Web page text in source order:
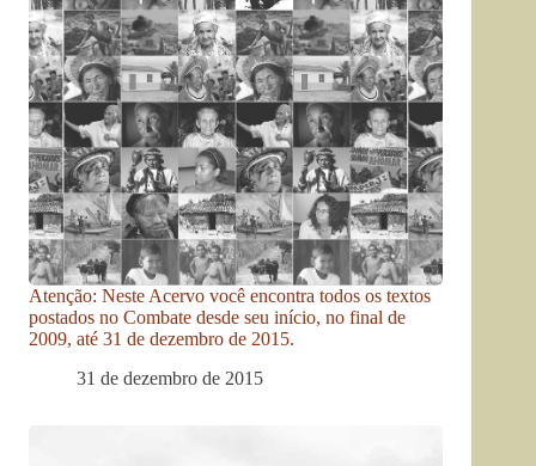
Atenção: Neste Acervo você encontra todos os textos
postados no Combate desde seu início, no final de
2009, até 31 de dezembro de 2015.
31 de dezembro de 2015